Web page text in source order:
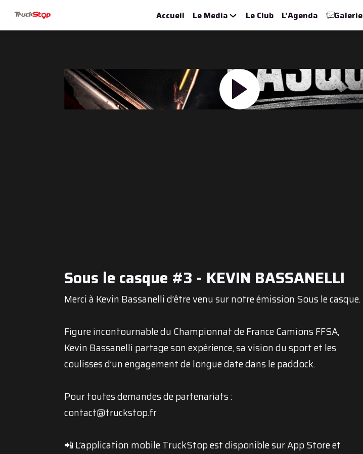
Accueil Le Media Le Club L'Agenda Galerie
Sous le casque #3 - KEVIN BASSANELLI
Merci à Kevin Bassanelli d’être venu sur notre émission Sous le casque.
Figure incontournable du Championnat de France Camions FFSA,
Kevin Bassanelli partage son expérience, sa vision du sport et les
coulisses d’un engagement de longue date dans le paddock.
Pour toutes demandes de partenariats :
contact@truckstop.fr
📲 L’application mobile TruckStop est disponible sur App Store et